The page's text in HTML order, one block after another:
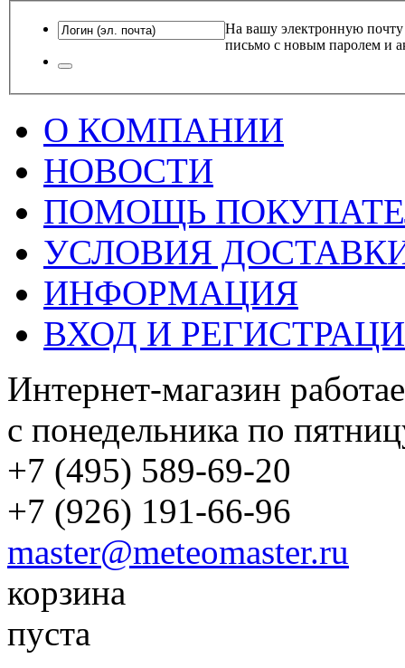
На вашу электронную почту
письмо с новым паролем и
О КОМПАНИИ
НОВОСТИ
ПОМОЩЬ
УСЛОВИЯ
ИНФОРМАЦИЯ
ВХОД И
Интернет-магазин
с понедельника по
+7 (495) 589-69-20
+7 (926) 191-66-96
master@meteomaster.ru
корзина
пуста